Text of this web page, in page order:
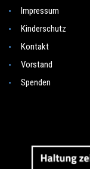
Impressum
Kinderschutz
Kontakt
Vorstand
Spenden